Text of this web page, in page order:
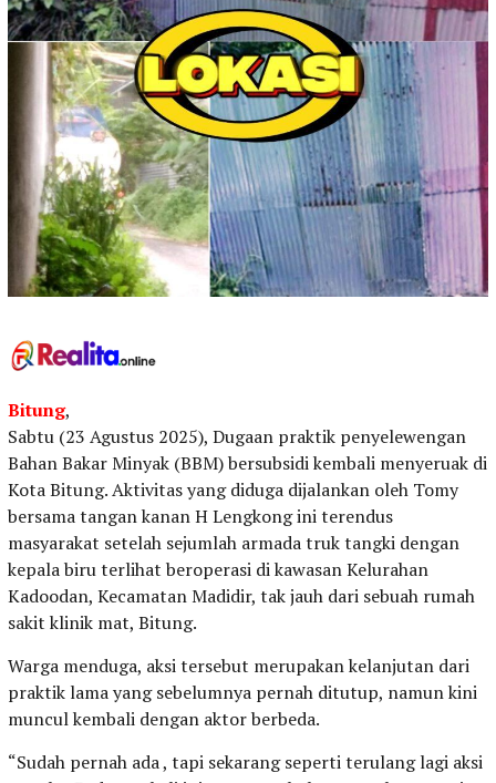
Bitung,
Sabtu (23 Agustus 2025), Dugaan praktik penyelewengan
Bahan Bakar Minyak (BBM) bersubsidi kembali menyeruak di
Kota Bitung. Aktivitas yang diduga dijalankan oleh Tomy
bersama tangan kanan H Lengkong ini terendus
masyarakat setelah sejumlah armada truk tangki dengan
kepala biru terlihat beroperasi di kawasan Kelurahan
Kadoodan, Kecamatan Madidir, tak jauh dari sebuah rumah
sakit klinik mat, Bitung.
Warga menduga, aksi tersebut merupakan kelanjutan dari
praktik lama yang sebelumnya pernah ditutup, namun kini
muncul kembali dengan aktor berbeda.
“Sudah pernah ada , tapi sekarang seperti terulang lagi aksi